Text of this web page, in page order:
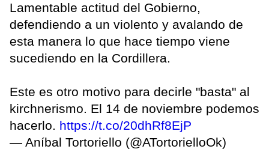
Lamentable actitud del Gobierno,
defendiendo a un violento y avalando de
esta manera lo que hace tiempo viene
sucediendo en la Cordillera.
Este es otro motivo para decirle "basta" al
kirchnerismo. El 14 de noviembre podemos
hacerlo. https://t.co/20dhRf8EjP
— Aníbal Tortoriello (@ATortorielloOk)